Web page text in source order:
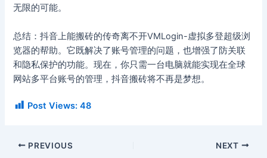
无限的可能。
总结：抖音上能搬砖的传奇离不开VMLogin-虚拟多登超级浏
览器的帮助。它既解决了账号管理的问题，也增强了防关联
和隐私保护的功能。现在，你只需一台电脑就能实现在全球
网站多平台账号的管理，抖音搬砖将不再是梦想。
Post Views: 48
PREVIOUS NEXT